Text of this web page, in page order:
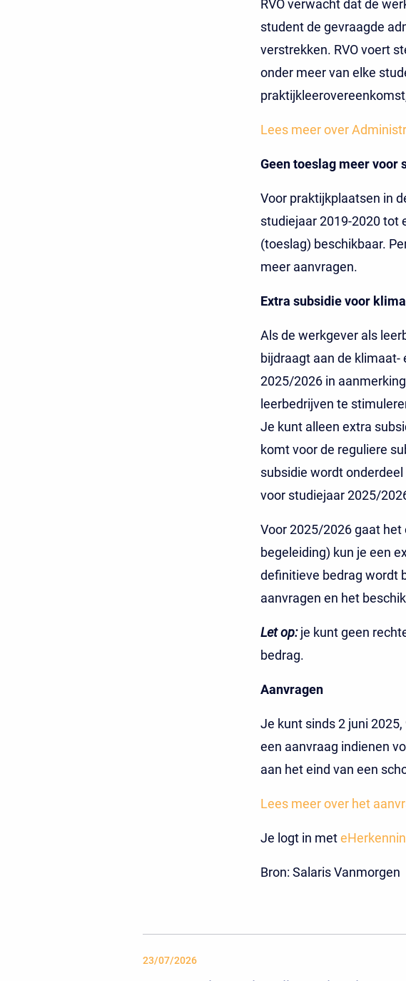
RVO verwacht dat de
student de gevraagde
verstrekken. RVO voert
onder meer van elke
Lees meer over
Geen toeslag meer voor
Voor praktijkplaatsen in
studiejaar 2019-2020 tot
(toeslag) beschikbaar.
meer aanvragen.
Extra subsidie voor
Als de werkgever als
bijdraagt aan de
2025/2026 in
leerbedrijven te
Je kunt alleen extra
komt voor de reguliere
subsidie wordt
voor studiejaar 2025/
Voor 2025/2026 gaat het
begeleiding) kun je een
definitieve bedrag wordt
aanvragen en het
Let op:je kunt geen
bedrag.
Aanvragen
Je kunt sinds 2 juni
een aanvraag indienen
aan het eind van een
Lees meer over het
Je logt in met
Bron: Salaris Vanmorgen
23/07/2026